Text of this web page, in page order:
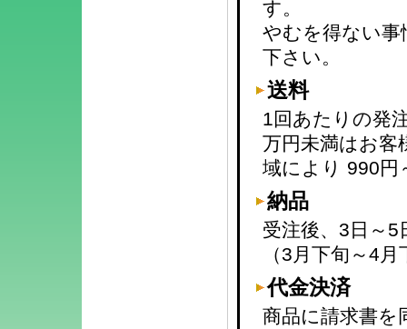
す。
やむを得ない事
下さい。
送料
1回あたりの発
万円未満はお客
域により 990円
納品
受注後、3日～
（3月下旬～4
代金決済
商品に請求書を